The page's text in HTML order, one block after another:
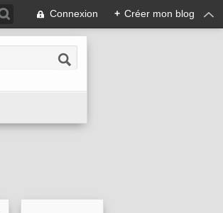
Connexion + Créer mon blog